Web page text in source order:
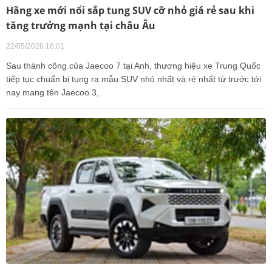
Hãng xe mới nổi sắp tung SUV cỡ nhỏ giá rẻ sau khi
tăng trưởng mạnh tại châu Âu
22/05/2026 16:01
Sau thành công của Jaecoo 7 tại Anh, thương hiệu xe Trung Quốc
tiếp tục chuẩn bị tung ra mẫu SUV nhỏ nhất và rẻ nhất từ trước tới
nay mang tên Jaecoo 3,